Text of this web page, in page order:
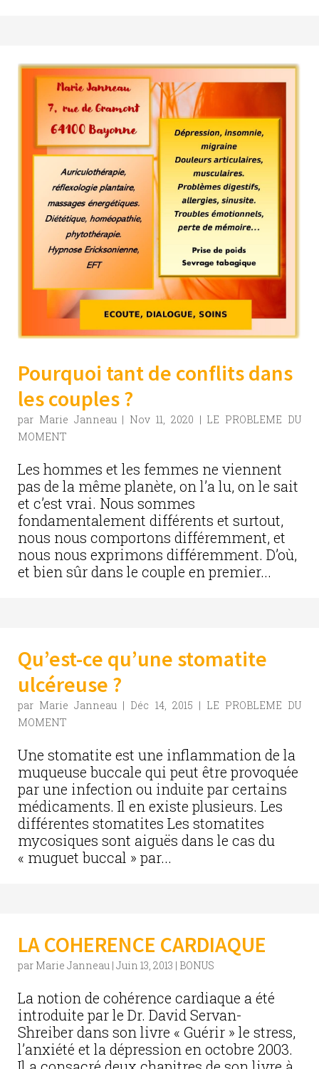
Pourquoi tant de conflits dans
les couples ?
par Marie Janneau| Nov 11, 2020 | LE PROBLEME DU
MOMENT
Les hommes et les femmes ne viennent
pas de la même planète, on l’a lu, on le sait
et c’est vrai. Nous sommes
fondamentalement différents et surtout,
nous nous comportons différemment, et
nous nous exprimons différemment. D’où,
et bien sûr dans le couple en premier...
Qu’est-ce qu’une stomatite
ulcéreuse ?
par Marie Janneau | Déc 14, 2015 | LE PROBLEME DU
MOMENT
Une stomatite est une inflammation de la
muqueuse buccale qui peut être provoquée
par une infection ou induite par certains
médicaments. Il en existe plusieurs. Les
différentes stomatites Les stomatites
mycosiques sont aiguës dans le cas du
« muguet buccal » par...
LA COHERENCE CARDIAQUE
par Marie Janneau | Juin 13, 2013 | BONUS
La notion de cohérence cardiaque a été
introduite par le Dr. David Servan-
Shreiber dans son livre « Guérir » le stress,
l’anxiété et la dépression en octobre 2003.